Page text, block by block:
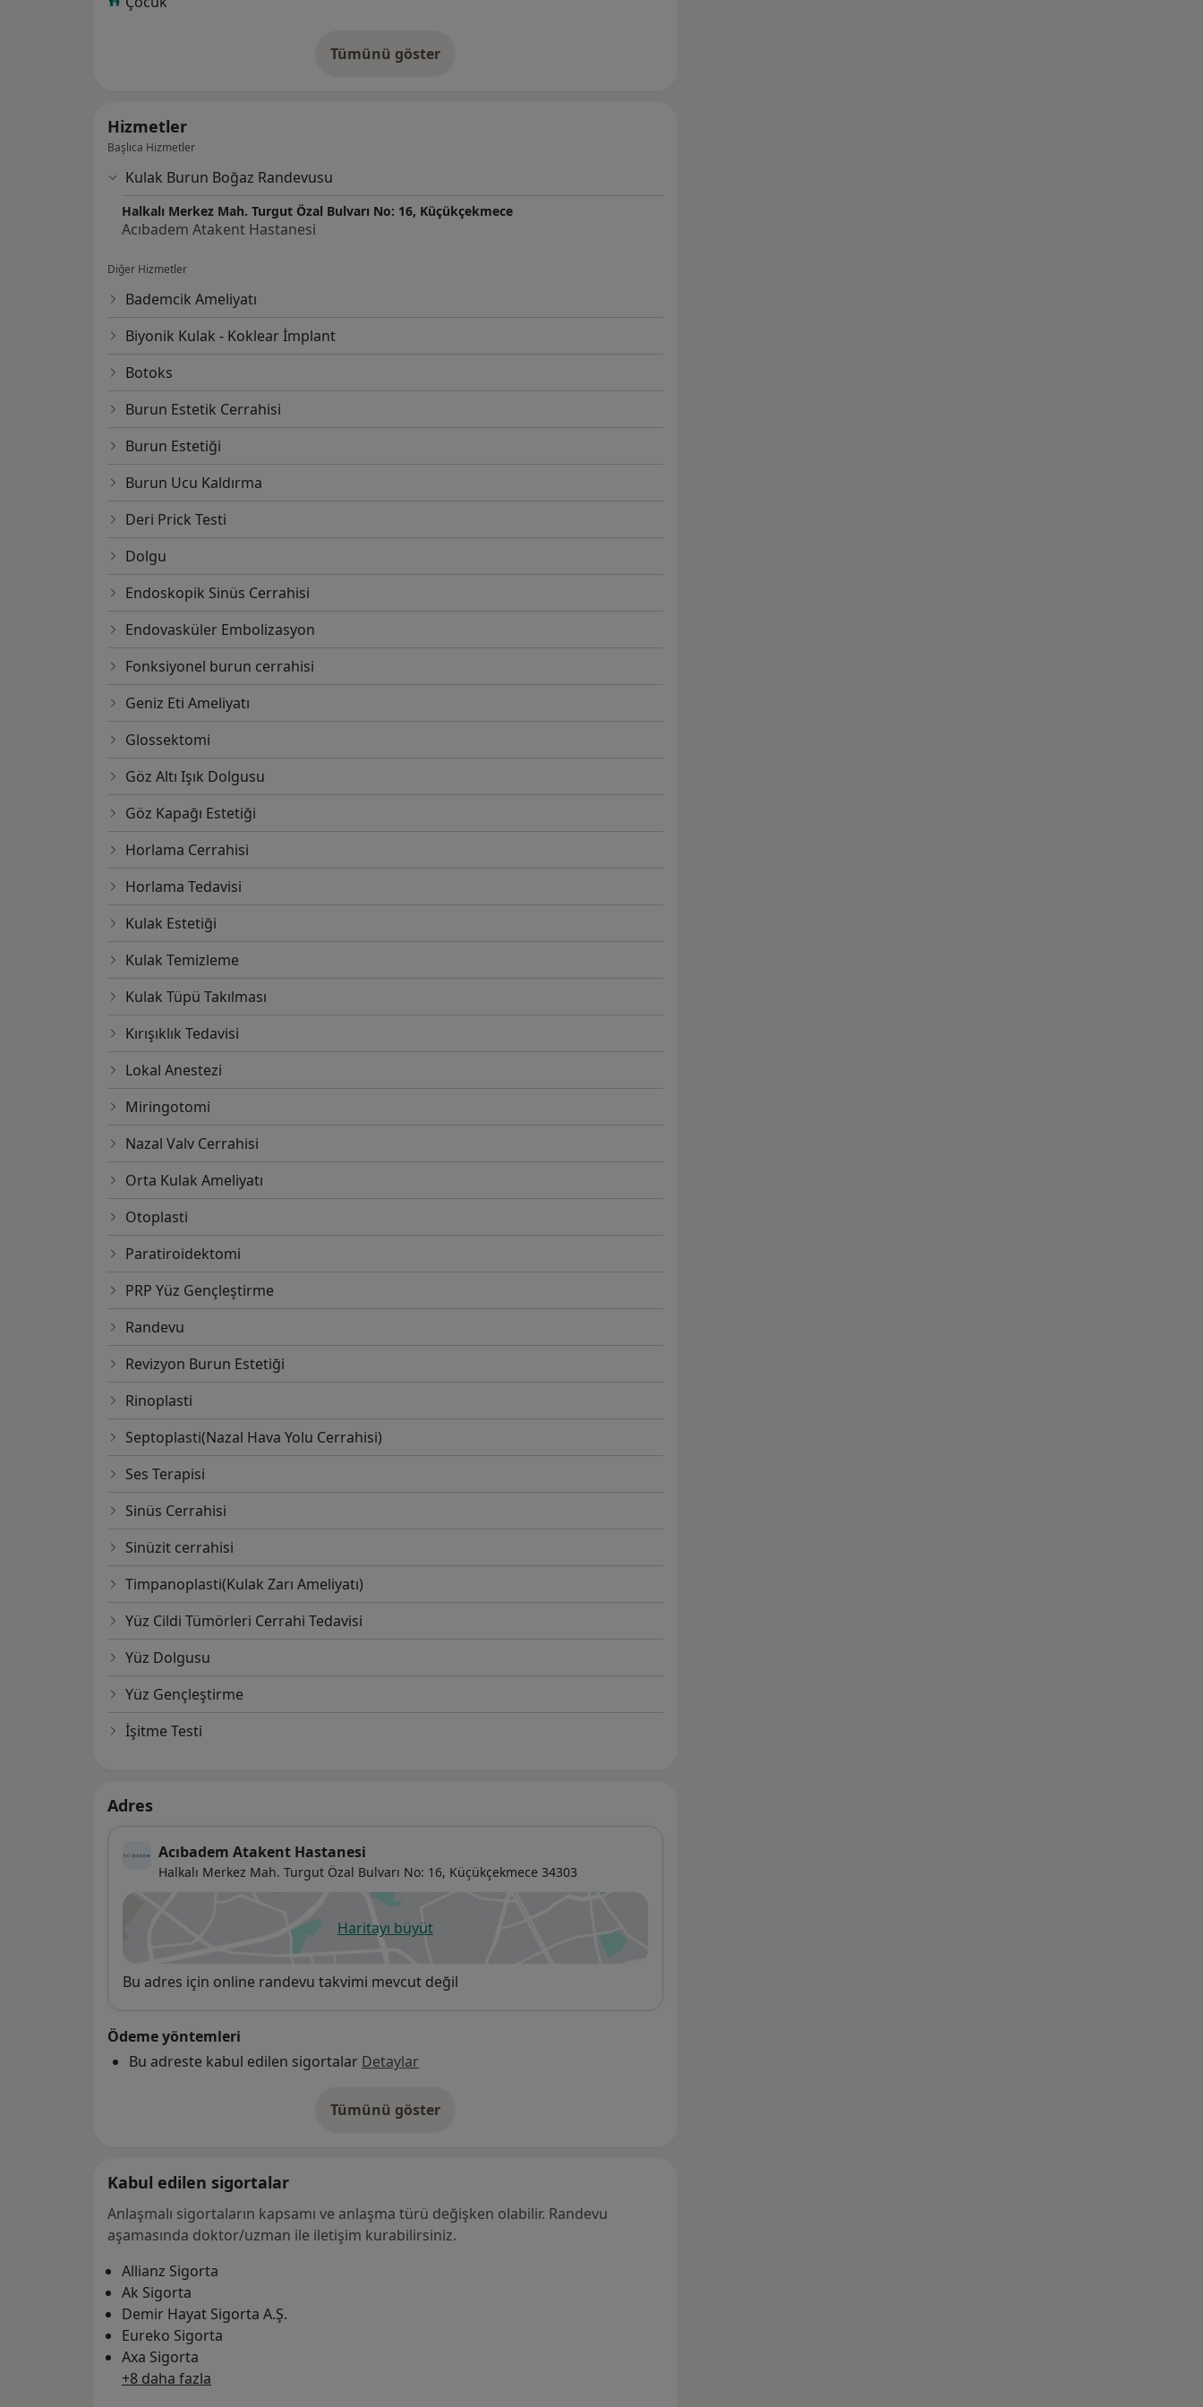
Tümünü gösterdeneyim hakkında
Hizmetler
Başlıca Hizmetler
Kulak Burun Boğaz Randevusu
Halkalı Merkez Mah. Turgut Özal Bulvarı No: 16, Küçükçekmece
Acıbadem Atakent Hastanesi
Diğer Hizmetler
Bademcik Ameliyatı
Biyonik Kulak - Koklear İmplant
Botoks
Burun Estetik Cerrahisi
Burun Estetiği
Burun Ucu Kaldırma
Deri Prick Testi
Dolgu
Endoskopik Sinüs Cerrahisi
Endovasküler Embolizasyon
Fonksiyonel burun cerrahisi
Geniz Eti Ameliyatı
Glossektomi
Göz Altı Işık Dolgusu
Göz Kapağı Estetiği
Horlama Cerrahisi
Horlama Tedavisi
Kulak Estetiği
Kulak Temizleme
Kulak Tüpü Takılması
Kırışıklık Tedavisi
Lokal Anestezi
Miringotomi
Nazal Valv Cerrahisi
Orta Kulak Ameliyatı
Otoplasti
Paratiroidektomi
PRP Yüz Gençleştirme
Randevu
Revizyon Burun Estetiği
Rinoplasti
Septoplasti(Nazal Hava Yolu Cerrahisi)
Ses Terapisi
Sinüs Cerrahisi
Sinüzit cerrahisi
Timpanoplasti(Kulak Zarı Ameliyatı)
Yüz Cildi Tümörleri Cerrahi Tedavisi
Yüz Dolgusu
Yüz Gençleştirme
İşitme Testi
Adres
Acıbadem Atakent Hastanesi
Halkalı Merkez Mah. Turgut Özal Bulvarı No: 16, Küçükçekmece 34303
Haritayı büyüt
yeni bir sekmede açılır
Uygunluk
Bu adres için online randevu takvimi mevcut değil
Ödeme yöntemleri
Bu adreste kabul edilen sigortalar Detaylar
Tümünü göster
adres hakkında
Kabul edilen sigortalar
Anlaşmalı sigortaların kapsamı ve anlaşma türü değişken olabilir. Randevu
aşamasında doktor/uzman ile iletişim kurabilirsiniz.
Allianz Sigorta
Ak Sigorta
Demir Hayat Sigorta A.Ş.
Eureko Sigorta
Axa Sigorta
+8 daha fazla